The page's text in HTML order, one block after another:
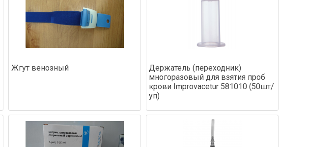
Жгут венозный
Держатель (переходник)
многоразовый для взятия проб
крови Improvacetur 581010 (50шт/
уп)